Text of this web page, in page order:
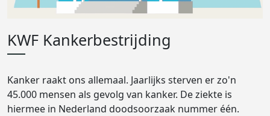
KWF Kankerbestrijding
Kanker raakt ons allemaal. Jaarlijks sterven er zo'n
45.000 mensen als gevolg van kanker. De ziekte is
hiermee in Nederland doodsoorzaak nummer één.